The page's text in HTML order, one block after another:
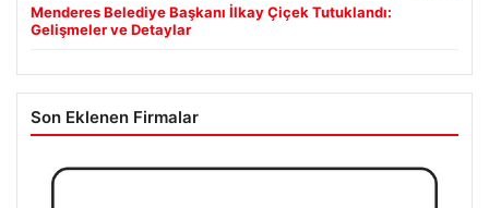
Menderes Belediye Başkanı İlkay Çiçek Tutuklandı:
Gelişmeler ve Detaylar
Son Eklenen Firmalar